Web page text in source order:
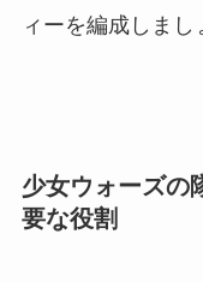
ィーを編成しまし
少女ウォーズの
要な役割